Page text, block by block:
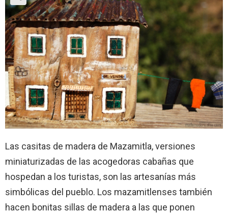
Las casitas de madera de Mazamitla, versiones
miniaturizadas de las acogedoras cabañas que
hospedan a los turistas, son las artesanías más
simbólicas del pueblo. Los mazamitlenses también
hacen bonitas sillas de madera a las que ponen